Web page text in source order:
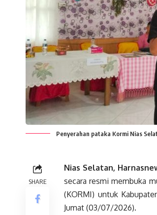
Penyerahan pataka Kormi Nias
SHARE
Nias Selatan,
secara resmi membuka
(KORMI) untuk
Jumat (03/07/2026).